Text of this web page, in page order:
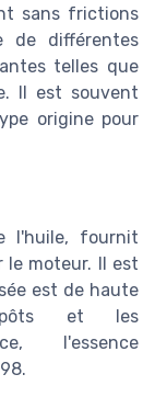
sans frictions
de différentes
telles que
Il est souvent
origine pour
l'huile, fournit
le moteur. Il est
est de haute
et les
l'essence